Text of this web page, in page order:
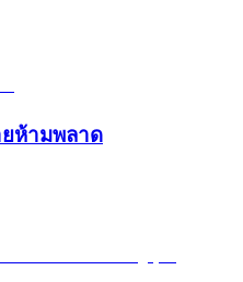
ยห้ามพลาด